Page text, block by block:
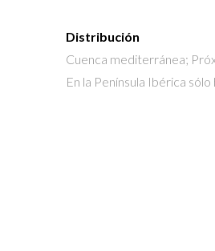
Distribución
Cuenca mediterránea;
En la Península Ibérica